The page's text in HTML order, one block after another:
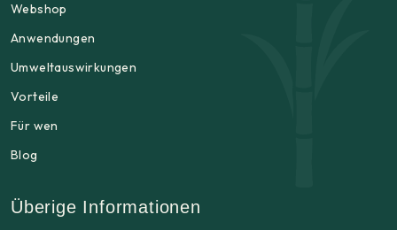
Webshop
Anwendungen
Umweltauswirkungen
Vorteile
Für wen
Blog
Überige Informationen